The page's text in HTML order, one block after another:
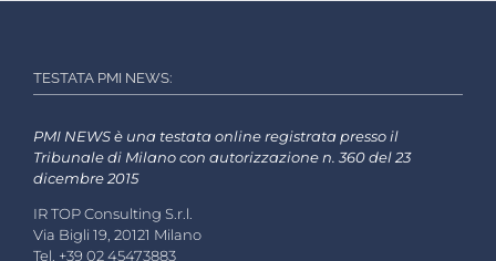
TESTATA PMI NEWS:
PMI NEWS è una testata online registrata presso il
Tribunale di Milano con autorizzazione n. 360 del 23
dicembre 2015
IR TOP Consulting S.r.l.
Via Bigli 19, 20121 Milano
Tel. +39 02 45473883